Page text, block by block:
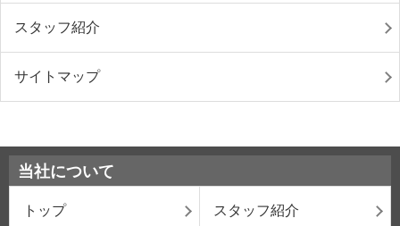
スタッフ紹介
サイトマップ
当社について
トップ スタッフ紹介